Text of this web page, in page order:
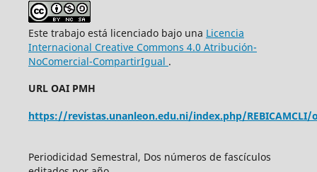
Este trabajo está licenciado bajo una Licencia
Internacional Creative Commons 4.0 Atribución-
NoComercial-CompartirIgual .
URL OAI PMH
https://revistas.unanleon.edu.ni/index.php/REBICAMCLI/
Periodicidad Semestral, Dos números de fascículos